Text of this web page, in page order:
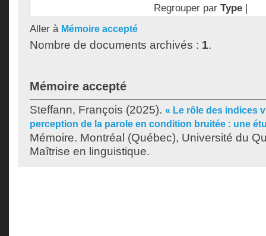
Regrouper par Type|
Aller à Mémoire accepté
Nombre de documents archivés : 1.
Mémoire accepté
Steffann, François (2025). « Le rôle des indices
perception de la parole en condition bruitée : une
Mémoire. Montréal (Québec), Université du
Maîtrise en linguistique.